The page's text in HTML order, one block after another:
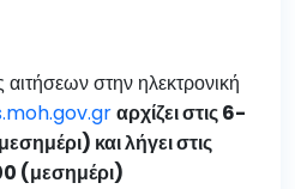
στην ηλεκτρονική
αρχίζει στις 6-
και λήγει στις
(μεσημέρι)